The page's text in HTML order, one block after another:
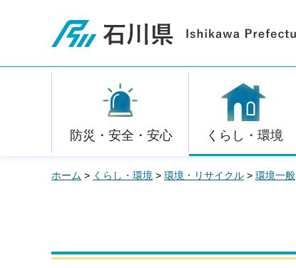
石川県
防災・安全・安心 くらし・環境
ホーム > くらし・環境 > 環境・リサイクル > 環境一般